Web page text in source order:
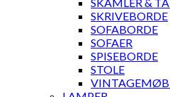
SKRIVEBORDE
SOFABORDE
SOFAER
SPISEBORDE
STOLE